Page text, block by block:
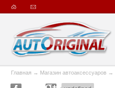
Главная → Магазин автоаксессуаров →